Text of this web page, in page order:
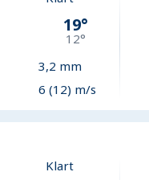
19°
12°
3,2 mm
6 (12) m/s
Klart